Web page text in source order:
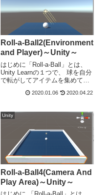
Roll-a-Ball2(Environment
and Player)～Unity～
はじめに「Roll-a-Ball」とは、
Unity Learnの１つで、 球を自分
で転がしてアイテムを集めて得
「Roll-a-Ball」 の環境とゲーム
Learnでは、こちらの...
2020.01.06 2020.04.22
Unity
Roll-a-Ball4(Camera And
Play Area)～Unity～